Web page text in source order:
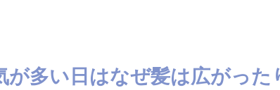
が多い日はなぜ髪は広がった